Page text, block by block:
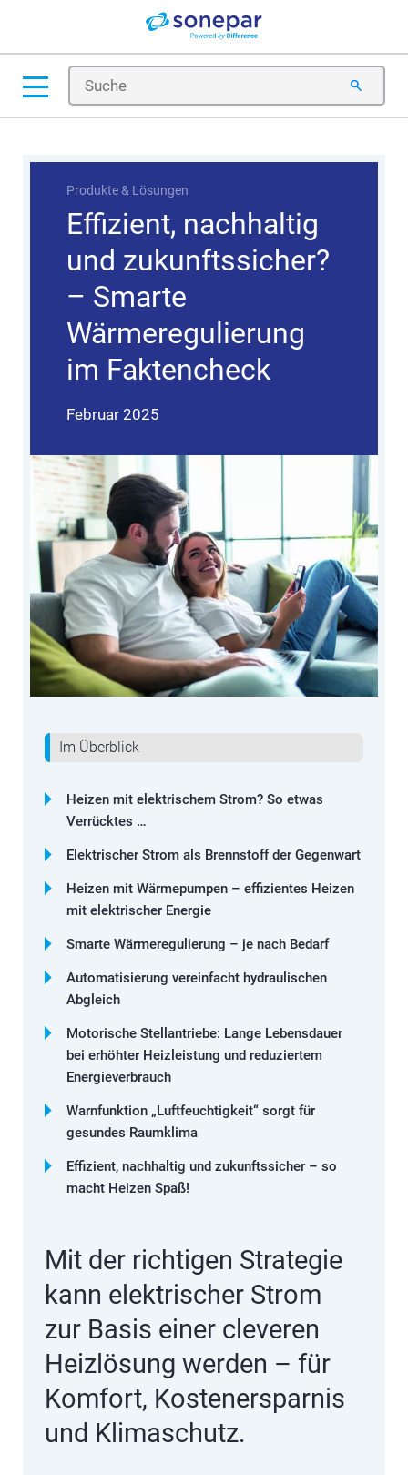
Tipps & Tricks
Produkte & Lösungen
Effizient, nachhaltig
und zukunftssicher?
– Smarte
Wärmeregulierung
im Faktencheck
Februar 2025
Im Überblick
Heizen mit elektrischem Strom? So etwas
Verrücktes …
Elektrischer Strom als Brennstoff der Gegenwart
Heizen mit Wärmepumpen – effizientes Heizen
mit elektrischer Energie
Smarte Wärmeregulierung – je nach Bedarf
Automatisierung vereinfacht hydraulischen
Abgleich
Motorische Stellantriebe: Lange Lebensdauer
bei erhöhter Heizleistung und reduziertem
Energieverbrauch
Warnfunktion „Luftfeuchtigkeit“ sorgt für
gesundes Raumklima
Effizient, nachhaltig und zukunftssicher – so
macht Heizen Spaß!
Mit der richtigen Strategie
kann elektrischer Strom
zur Basis einer cleveren
Heizlösung werden – für
Komfort, Kostenersparnis
und Klimaschutz.